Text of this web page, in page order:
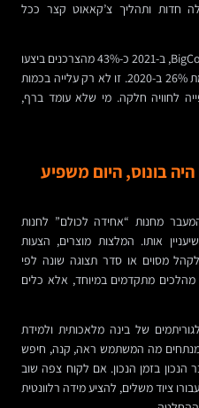
חדות ותהליך צ’קאאוט קצר ככל
גם הנתונים תומכים בכך. לפי BigCommerce, ב-2021 כ-43% מהצרכנים ביצעו
קניות מקוונות לפחות פעם בשבוע, לעומת 26% ב-2020. זו לא רק עלייה בכמות
לחוויה חלקה. מי שלא עומד ברף,
בונוס, היום משפיע
מחנות “אחידה לכולם” לחנות
אותו. המלצות מוצרים, הצעות
מסוים או סדר תצוגה שונה לפי
מתקדמים במיוחד, אלא כלים
של בינה מלאכותית ולמידת
מה המשתמש ראה, קנה, חיפש
הנכון בזמן הנכון. אם לקוח צפה שוב
ציוד משלים, להציע מידה רלוונטית